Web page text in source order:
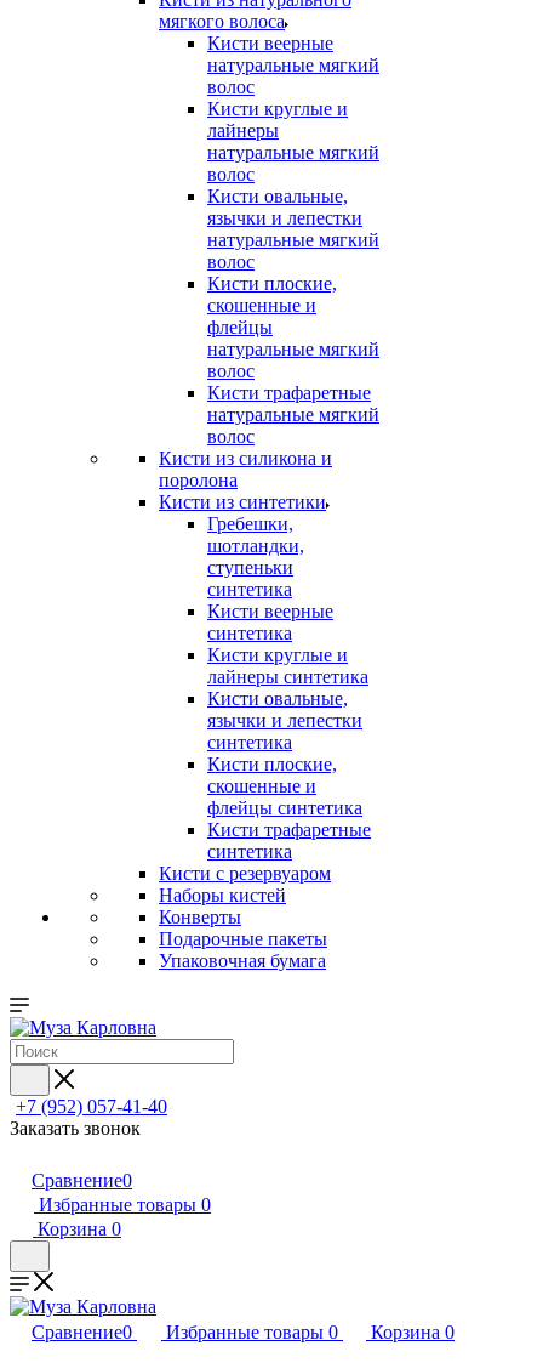
мягкого волоса
Кисти веерные
натуральные мягкий
волос
Кисти круглые и
лайнеры
натуральные мягкий
волос
Кисти овальные,
язычки и лепестки
натуральные мягкий
волос
Кисти плоские,
скошенные и
флейцы
натуральные мягкий
волос
Кисти трафаретные
натуральные мягкий
волос
Кисти из силикона и
поролона
Кисти из синтетики
Гребешки,
шотландки,
ступеньки
синтетика
Кисти веерные
синтетика
Кисти круглые и
лайнеры синтетика
Кисти овальные,
язычки и лепестки
синтетика
Кисти плоские,
скошенные и
флейцы синтетика
Кисти трафаретные
синтетика
Кисти с резервуаром
Наборы кистей
Конверты
Подарочные пакеты
Упаковочная бумага
+7 (952) 057-41-40
Заказать звонок
Сравнение0
Избранные товары 0
Корзина 0
Сравнение0 Избранные товары 0 Корзина 0